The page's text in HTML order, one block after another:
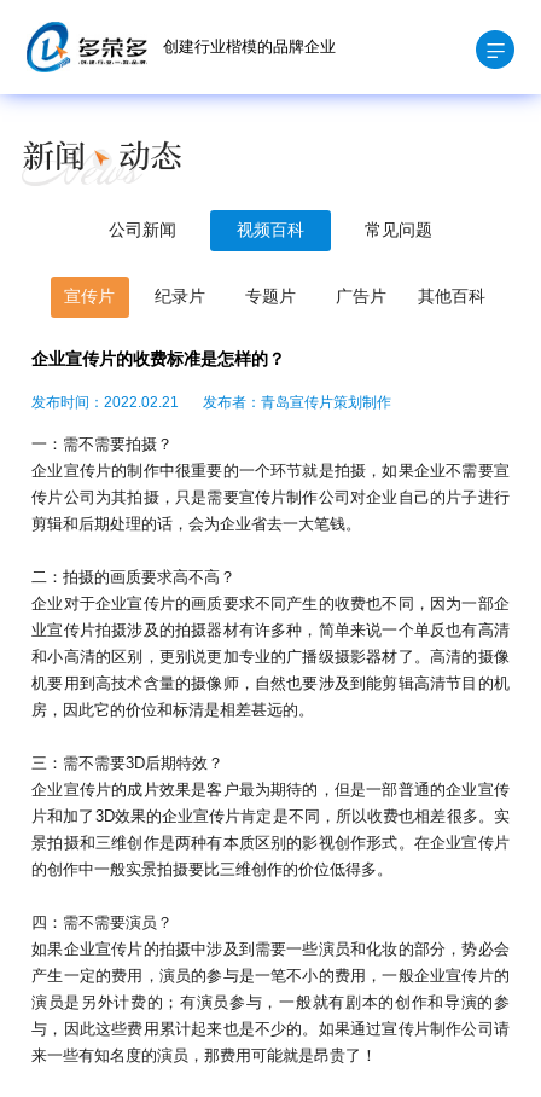
创建行业楷模的品牌企业
公司新闻 视频百科 常见问题
宣传片 纪录片 专题片 广告片 其他百科
企业宣传片的收费标准是怎样的？
发布时间：2022.02.21 发布者：青岛宣传片策划制作
一：需不需要拍摄？
企业宣传片的制作中很重要的一个环节就是拍摄，如果企业不需要宣
传片公司为其拍摄，只是需要宣传片制作公司对企业自己的片子进行
剪辑和后期处理的话，会为企业省去一大笔钱。
二：拍摄的画质要求高不高？
企业对于企业宣传片的画质要求不同产生的收费也不同，因为一部企
业宣传片拍摄涉及的拍摄器材有许多种，简单来说一个单反也有高清
和小高清的区别，更别说更加专业的广播级摄影器材了。高清的摄像
机要用到高技术含量的摄像师，自然也要涉及到能剪辑高清节目的机
房，因此它的价位和标清是相差甚远的。
三：需不需要3D后期特效？
企业宣传片的成片效果是客户最为期待的，但是一部普通的企业宣传
片和加了3D效果的企业宣传片肯定是不同，所以收费也相差很多。实
景拍摄和三维创作是两种有本质区别的影视创作形式。在企业宣传片
的创作中一般实景拍摄要比三维创作的价位低得多。
四：需不需要演员？
如果企业宣传片的拍摄中涉及到需要一些演员和化妆的部分，势必会
产生一定的费用，演员的参与是一笔不小的费用，一般企业宣传片的
演员是另外计费的；有演员参与，一般就有剧本的创作和导演的参
与，因此这些费用累计起来也是不少的。如果通过宣传片制作公司请
来一些有知名度的演员，那费用可能就是昂贵了！